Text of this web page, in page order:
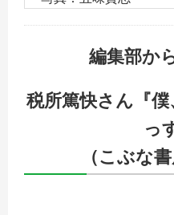
編集部か
税所篤快さん『
っ
（こぶな